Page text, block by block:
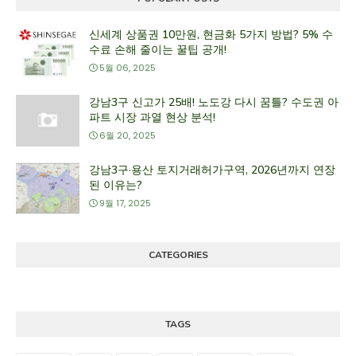
신세계 상품권 10만원, 현금화 5가지 방법? 5% 수
수료 손해 줄이는 꿀팁 공개!
5월 06, 2025
강남3구 신고가 25배! 노도강 다시 꿈틀? 수도권 아
파트 시장 과열 현상 분석!
6월 20, 2025
강남3구·용산 토지거래허가구역, 2026년까지 연장
된 이유는?
9월 17, 2025
CATEGORIES
TAGS